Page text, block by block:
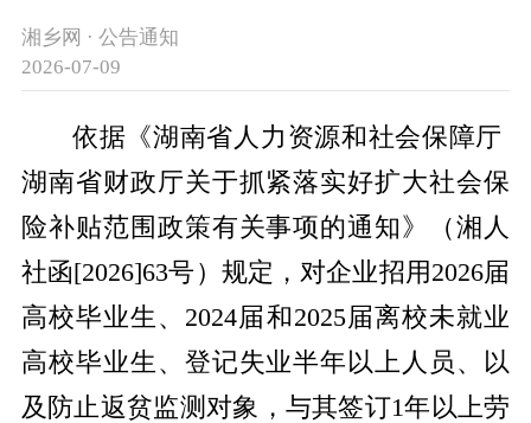
湘乡网 · 公告通知
2026-07-09
依据《湖南省人力资源和社会保障厅
湖南省财政厅关于抓紧落实好扩大社会保
险补贴范围政策有关事项的通知》（湘人
社函[2026]63号） 规定，对企业招用2026届
高校毕业生 、 2024届和2025届离校未就业
高校毕业生 、 登记失业半年以上人员 、
以
及防止返贫监测对象，与其签订1年以上劳